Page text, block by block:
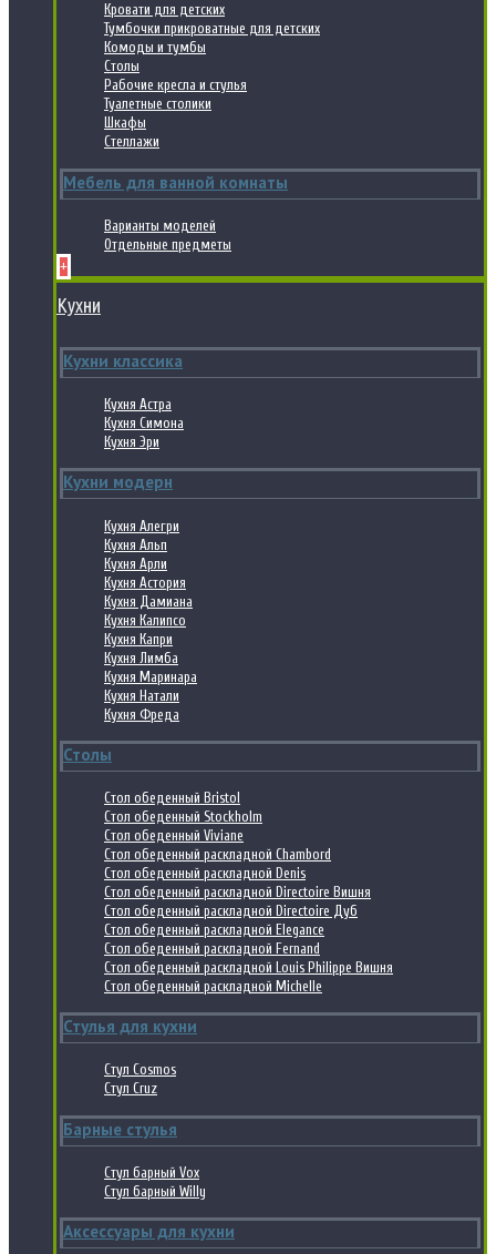
Кровати для детских
Тумбочки прикроватные для детских
Комоды и тумбы
Столы
Рабочие кресла и стулья
Туалетные столики
Шкафы
Стеллажи
Мебель для ванной комнаты
Варианты моделей
Отдельные предметы
+
Кухни
Кухни классика
Кухня Астра
Кухня Симона
Кухня Эри
Кухни модерн
Кухня Алегри
Кухня Альп
Кухня Арли
Кухня Астория
Кухня Дамиана
Кухня Калипсо
Кухня Капри
Кухня Лимба
Кухня Маринара
Кухня Натали
Кухня Фреда
Столы
Стол обеденный Bristol
Стол обеденный Stockholm
Стол обеденный Viviane
Стол обеденный раскладной Chambord
Стол обеденный раскладной Denis
Стол обеденный раскладной Directoire Вишня
Стол обеденный раскладной Directoire Дуб
Стол обеденный раскладной Elegance
Стол обеденный раскладной Fernand
Стол обеденный раскладной Louis Philippe Вишня
Стол обеденный раскладной Michelle
Стулья для кухни
Стул Cosmos
Стул Cruz
Барные стулья
Стул барный Vox
Стул барный Willy
Аксессуары для кухни